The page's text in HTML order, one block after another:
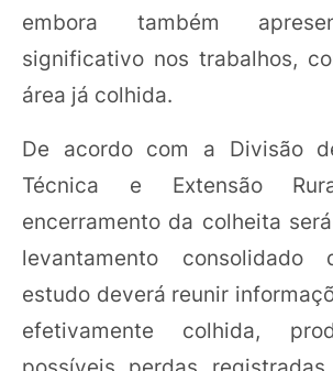
embora também
significativo nos trabalhos,
área já colhida.
De acordo com a Divisão
Técnica e Extensão
encerramento da colheita
levantamento
estudo deverá reunir
efetivamente colhida,